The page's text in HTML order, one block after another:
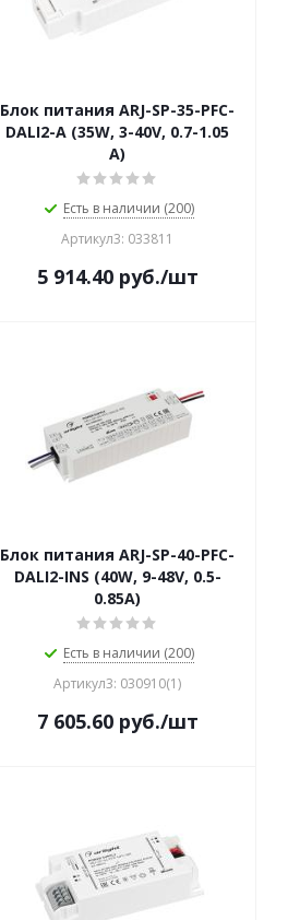
Блок питания ARJ-SP-35-PFC-
DALI2-A (35W, 3-40V, 0.7-1.05
A)
Есть в наличии (200)
Артикул3: 033811
5 914.40руб./шт
Блок питания ARJ-SP-40-PFC-
DALI2-INS (40W, 9-48V, 0.5-
0.85A)
Есть в наличии (200)
Артикул3: 030910(1)
7 605.60руб./шт